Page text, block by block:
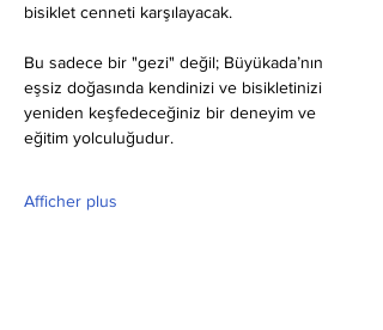
bisiklet cenneti karşılayacak.
Bu sadece bir "gezi" değil; Büyükada’nın
eşsiz doğasında kendinizi ve bisikletinizi
yeniden keşfedeceğiniz bir deneyim ve
eğitim yolculuğudur.
Afficher plus